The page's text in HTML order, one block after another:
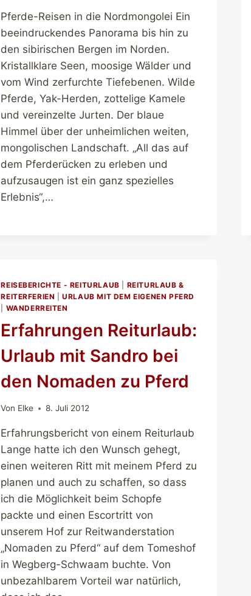
Pferde-Reisen in die Nordmongolei Ein
beeindruckendes Panorama bis hin zu
den sibirischen Bergen im Norden.
Kristallklare Seen, moosige Wälder und
vom Wind zerfurchte Tiefebenen. Wilde
Pferde, Yak-Herden, zottelige Kamele
und vereinzelte Jurten. Der blaue
Himmel über der unheimlichen weiten,
mongolischen Landschaft. „All das auf
dem Pferderücken zu erleben und
aufzusaugen ist ein ganz spezielles
Erlebnis“,…
REISEBERICHTE - REITURLAUB
REITURLAUB &
REITERFERIEN |URLAUB MIT DEM EIGENEN PFERD
WANDERREITEN
Erfahrungen Reiturlaub:
Urlaub mit Sandro bei
den Nomaden zu Pferd
Von Elke 8. Juli 2012
Erfahrungsbericht von einem Reiturlaub
Lange hatte ich den Wunsch gehegt,
einen weiteren Ritt mit meinem Pferd zu
planen und auch zu schaffen, so dass
ich die Möglichkeit beim Schopfe
packte und einen Escortritt von
unserem Hof zur Reitwanderstation
„Nomaden zu Pferd“ auf dem Tomeshof
in Wegberg-Schwaam buchte. Von
unbezahlbarem Vorteil war natürlich,